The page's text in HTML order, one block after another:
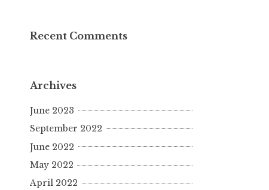
Recent Comments
Archives
June 2023
September 2022
June 2022
May 2022
April 2022